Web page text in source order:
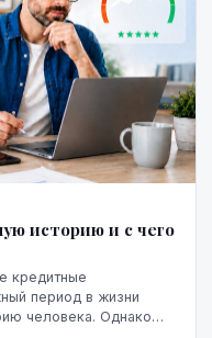
историю и с чего
кредитные
период в жизни
человека. Однако